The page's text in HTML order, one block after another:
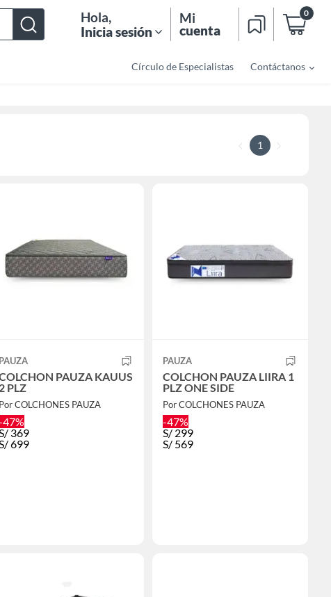
Hola,
Inicia sesión
Mi
cuenta
0
Círculo de Especialistas Contáctanos
1
PAUZA
PAUZA KAUUS
2 PLZ
Por COLCHONES PAUZA
47%
369
699
PAUZA
COLCHON PAUZA LIIRA 1
PLZ ONE SIDE
Por COLCHONES PAUZA
-47%
S/ 299
S/ 569